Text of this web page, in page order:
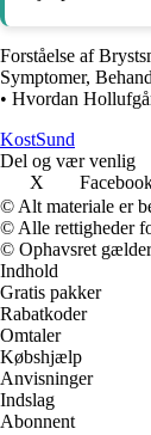
Forståelse af
Symptomer,
• Hvordan
KostSund
Del og vær venlig
X
© Alt materiale er
© Alle rettigheder
© Ophavsret
Indhold
Gratis pakker
Rabatkoder
Omtaler
Købshjælp
Anvisninger
Indslag
Abonnent